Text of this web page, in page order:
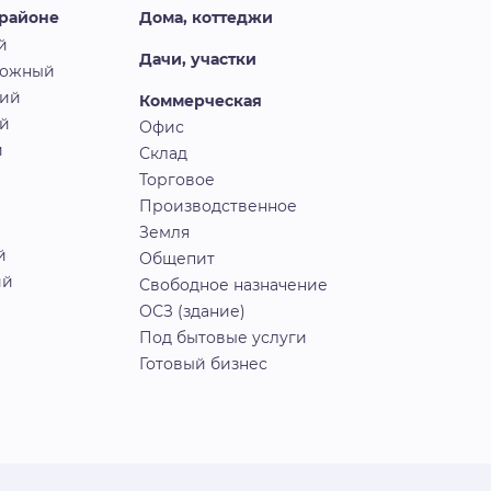
Дома, коттеджи
Дачи, участки
Коммерческая
Офис
Склад
Торговое
Производственное
Земля
Общепит
Свободное назначение
ОСЗ (здание)
Под бытовые услуги
Готовый бизнес